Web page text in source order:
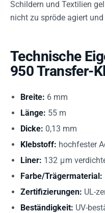
Schildern und Textilien
nicht zu spröde agiert
Technische
950 Transfer-
Breite: 6 mm
Länge: 55 m
Dicke: 0,13 mm
Klebstoff: hochfester
Liner: 132 μm
Farbe/Trägermaterial:
Zertifizierungen: UL-
Beständigkeit: UV-